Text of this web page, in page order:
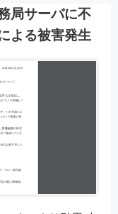
局サーバに不
よる被害発生